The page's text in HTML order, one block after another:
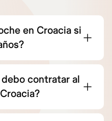
en Croacia si
contratar al